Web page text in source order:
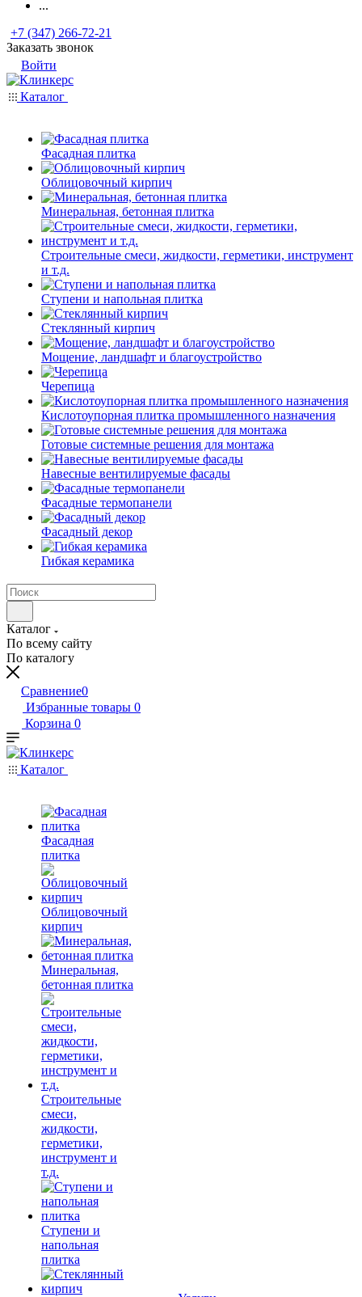
...
+7 (347) 266-72-21
Заказать звонок
Войти
Каталог
Фасадная плитка
Облицовочный кирпич
Минеральная, бетонная плитка
Строительные смеси, жидкости, герметики, инструмент
и т.д.
Ступени и напольная плитка
Cтеклянный кирпич
Мощение, ландшафт и благоустройство
Черепица
Кислотоупорная плитка промышленного назначения
Готовые системные решения для монтажа
Навесные вентилируемые фасады
Фасадные термопанели
Фасадный декор
Гибкая керамика
Каталог
По всему сайту
По каталогу
Сравнение0
Избранные товары 0
Корзина 0
Каталог
Фасадная
плитка
Облицовочный
кирпич
Минеральная,
бетонная плитка
Строительные
смеси,
жидкости,
герметики,
инструмент и
т.д.
Ступени и
напольная
плитка